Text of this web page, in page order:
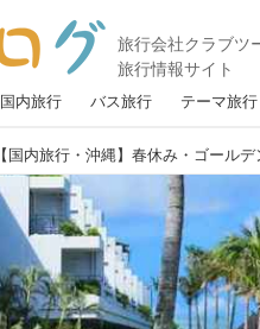
国内旅行 バス旅行 テーマ旅行